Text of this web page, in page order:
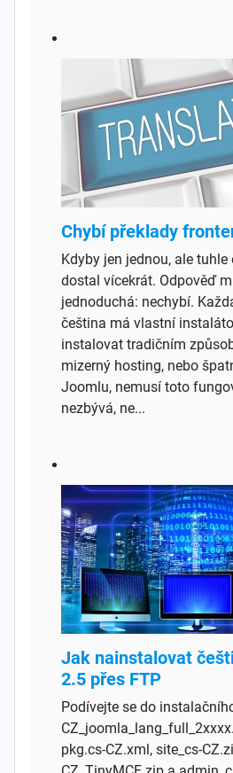
Chybí překlady
Kdyby jen jednou, ale
dostal vícekrát. Odpověď
jednoduchá: nechybí.
čeština má vlastní
instalovat tradičním
mizerný hosting, nebo
Joomlu, nemusí toto
nezbývá, ne...
Jak nainstalovat
2.5 přes FTP
Podívejte se do
pkg.cs-CZ.xml, site_cs-